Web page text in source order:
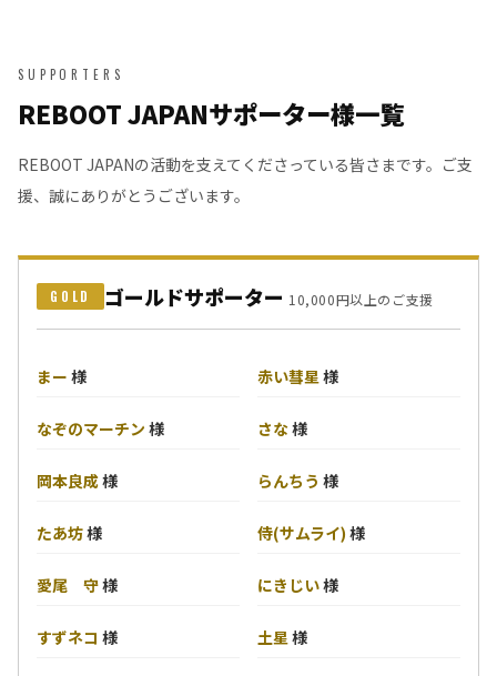
SUPPORTERS
REBOOT JAPANサポーター様一覧
REBOOT JAPANの活動を支えてくださっている皆さまです。ご支
援、誠にありがとうございます。
GOLD ゴールドサポーター 10,000円以上のご支援
まー 様 赤い彗星 様
なぞのマーチン 様 さな様
岡本良成様 らんちう 様
たあ坊様 侍(サムライ) 様
愛尾 守様 にきじい様
すずネコ 様 土星 様